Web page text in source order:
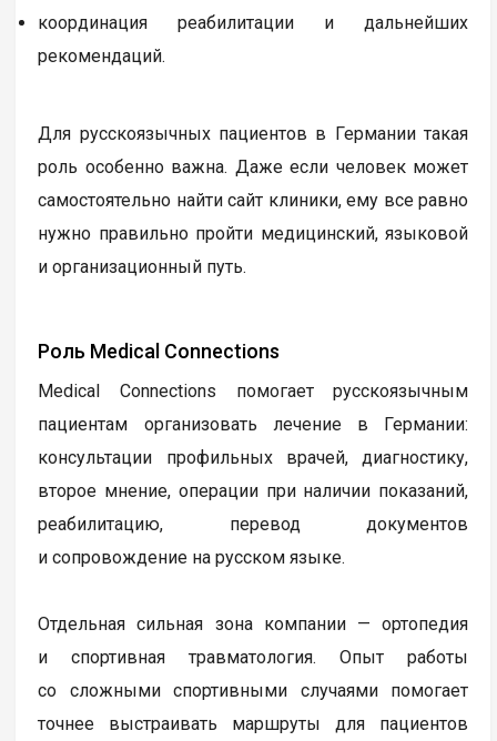
координация реабилитации и дальнейших
рекомендаций.
Для русскоязычных пациентов в Германии такая
роль особенно важна. Даже если человек может
самостоятельно найти сайт клиники, ему все равно
нужно правильно пройти медицинский, языковой
и организационный путь.
Роль Medical Connections
Medical Connections помогает русскоязычным
пациентам организовать лечение в Германии:
консультации профильных врачей, диагностику,
второе мнение, операции при наличии показаний,
реабилитацию, перевод документов
и сопровождение на русском языке.
Отдельная сильная зона компании — ортопедия
и спортивная травматология. Опыт работы
со сложными спортивными случаями помогает
точнее выстраивать маршруты для пациентов